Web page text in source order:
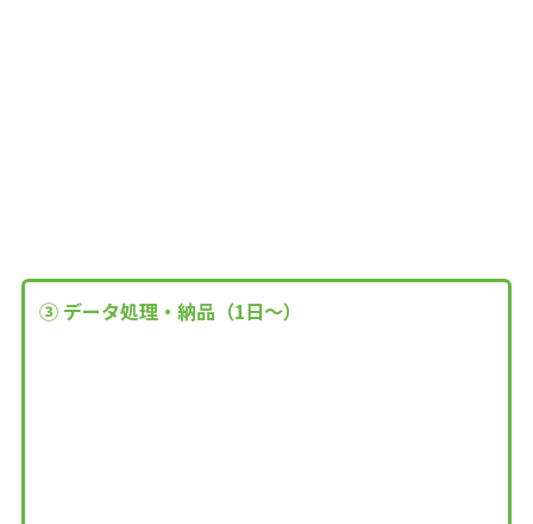
③ データ処理・納品（1日～）